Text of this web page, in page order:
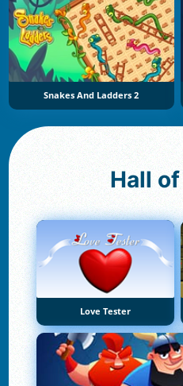
Snakes And Ladders 2
Hall of
Love Tester